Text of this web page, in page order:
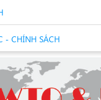
- CHÍNH SÁCH